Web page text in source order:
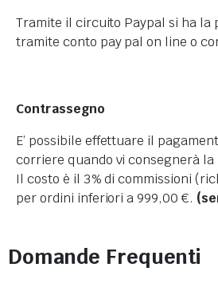
Tramite il circuito Paypal si ha la
tramite conto pay pal on line o
Contrassegno
E’ possibile effettuare il
corriere quando vi consegnerà la
Il costo è il 3% di commissioni
per ordini inferiori a 999,00 €.
Domande Frequenti